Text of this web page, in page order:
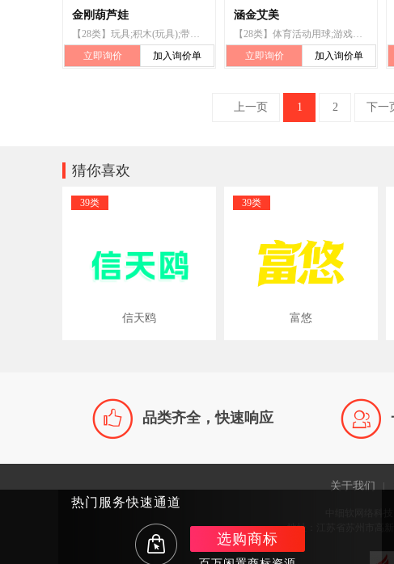
金刚葫芦娃
【28类】玩具;积木(玩具);带恶作剧的小玩具(新颖的);玩具娃娃;陀螺(玩具);玩具熊;长毛绒玩具;玩具车;拼图玩具;智能玩具
立即询价
加入询价单
涵金艾美
【28类】体育活动用球;游戏器具;运动腰带;护膝（体育用品）;陀螺（玩具）;体育活动器械;合成材料制圣诞树;钓鱼用具;游戏机;锻炼身体肌肉器械
立即询价
加入询价单
上一页 1 2 下一
猜你喜欢
39类
信天鸥
39类
富悠
 品类齐全，快速响应 
热门服务快速通道
选购商标
关于我们
地址：江苏省苏州市高